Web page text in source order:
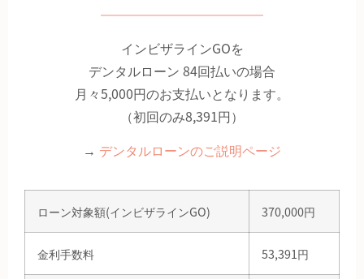
インビザラインGOを
デンタルローン 84回払いの場合
月々5,000円のお支払いとなります。
（初回のみ8,391円）
→ デンタルローンのご説明ページ
ローン対象額(インビザラインGO) 370,000円
金利手数料 53,391円